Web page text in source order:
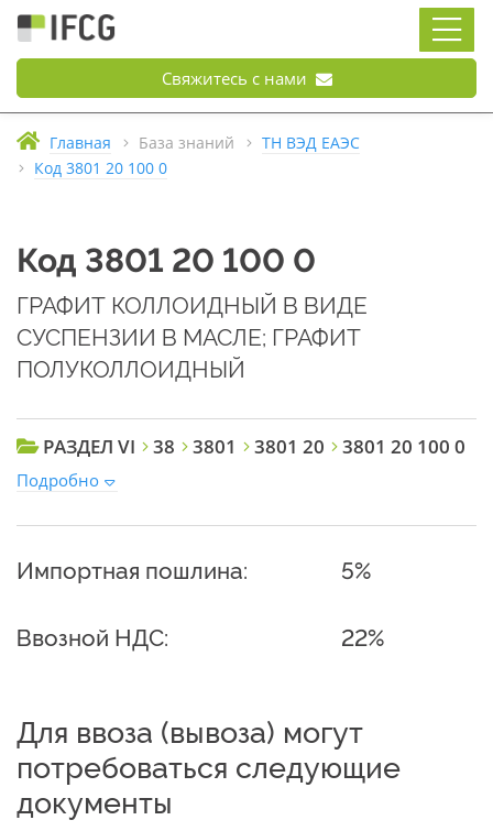
Свяжитесь с нами
Главная База знаний
ТН ВЭД ЕАЭС
Код 3801 20 100 0
Код 3801 20 100 0
ГРАФИТ КОЛЛОИДНЫЙ В ВИДЕ
СУСПЕНЗИИ В МАСЛЕ; ГРАФИТ
ПОЛУКОЛЛОИДНЫЙ
РАЗДЕЛ VI 38 3801 3801 20 3801 20 100 0
Подробно
Импортная пошлина: 5%
Ввозной НДС: 22%
Для ввоза (вывоза) могут
потребоваться следующие
документы